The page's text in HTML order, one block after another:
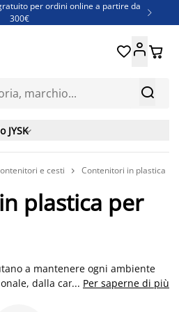
per ordini online a partire da
300€

1.500 articoli fino al 70%
di rimborso più adatto a te

 
JYSK
e cesti  Contenitori in plastica
plastica per
a mantenere ogni ambiente
dalla camera da letto al
... Per saperne di più